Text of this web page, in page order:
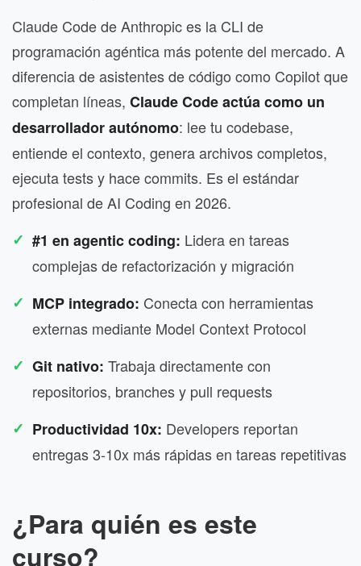
Claude Code de Anthropic es la CLI de
programación agéntica más potente del mercado. A
diferencia de asistentes de código como Copilot que
completan líneas, Claude Code actúa como un
desarrollador autónomo: lee tu codebase,
entiende el contexto, genera archivos completos,
ejecuta tests y hace commits. Es el estándar
profesional de AI Coding en 2026.
#1 en agentic coding: Lidera en tareas
complejas de refactorización y migración
MCP integrado: Conecta con herramientas
externas mediante Model Context Protocol
Git nativo: Trabaja directamente con
repositorios, branches y pull requests
Productividad 10x: Developers reportan
entregas 3-10x más rápidas en tareas repetitivas
¿Para quién es este
curso?